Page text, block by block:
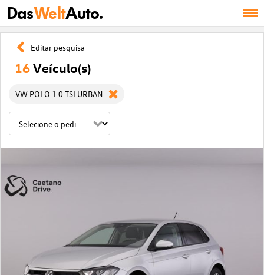
DasWeltAuto.
Editar pesquisa
16Veículo(s)
VW POLO 1.0 TSI URBAN